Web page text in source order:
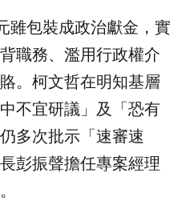
雖包裝成政治獻金，實
職務、濫用行政權介
。柯文哲在明知基層
不宜研議」及「恐有
多次批示「速審速
彭振聲擔任專案經理